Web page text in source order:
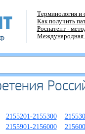
Терминология и
Как получить
Роспатент -
Международная
2155201-2155300
2155901-2156000